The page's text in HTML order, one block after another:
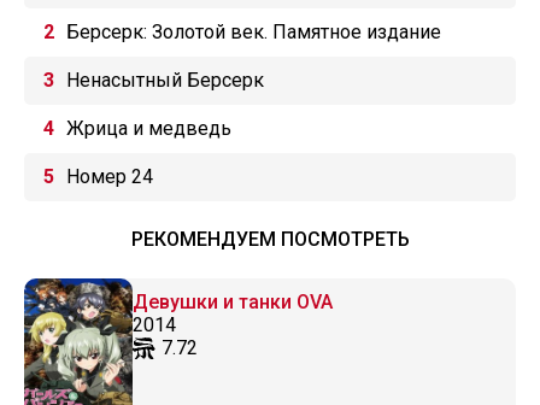
Берсерк: Золотой век. Памятное издание
Ненасытный Берсерк
Жрица и медведь
Номер 24
РЕКОМЕНДУЕМ ПОСМОТРЕТЬ
Девушки и танки OVA
2014
7.72